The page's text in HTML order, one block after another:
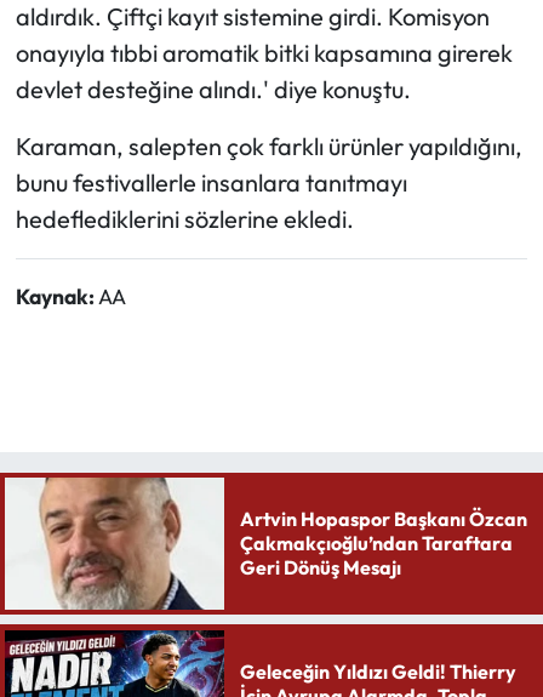
aldırdık. Çiftçi kayıt sistemine girdi. Komisyon
onayıyla tıbbi aromatik bitki kapsamına girerek
devlet desteğine alındı.' diye konuştu.
Karaman, salepten çok farklı ürünler yapıldığını,
bunu festivallerle insanlara tanıtmayı
hedeflediklerini sözlerine ekledi.
Kaynak:AA
Artvin Hopaspor Başkanı Özcan
Çakmakçıoğlu’ndan Taraftara
Geri Dönüş Mesajı
Geleceğin Yıldızı Geldi! Thierry